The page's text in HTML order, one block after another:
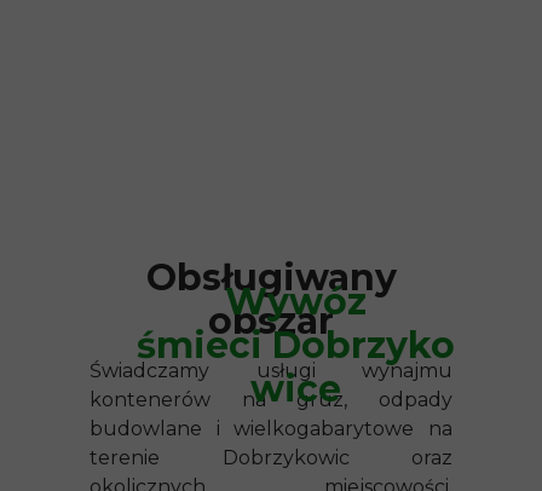
Wywóz
śmieci Dobrzyko
wice
Obsługiwany
obszar
Świadczamy usługi wynajmu
kontenerów na gruz, odpady
budowlane i wielkogabarytowe na
terenie Dobrzykowic oraz